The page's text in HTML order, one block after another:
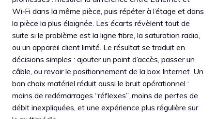
Wi‑Fi dans la même pièce, puis répéter à l’étage et dans
la pièce la plus éloignée. Les écarts révèlent tout de
suite si le problème est la ligne fibre, la saturation radio,
ou un appareil client limité. Le résultat se traduit en
décisions simples : ajouter un point d’accès, passer un
câble, ou revoir le positionnement de la box Internet. Un
bon choix matériel réduit aussi le bruit opérationnel :
moins de redémarrages “réflexes”, moins de pertes de
débit inexpliquées, et une expérience plus régulière sur